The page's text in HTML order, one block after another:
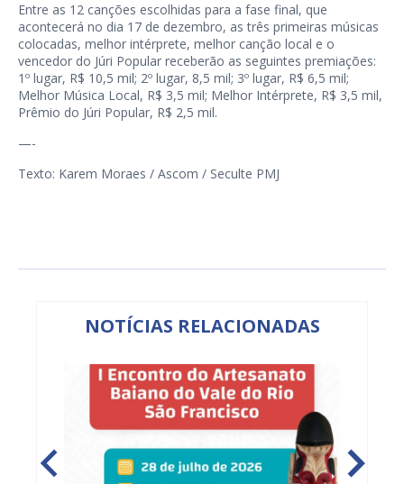
Entre as 12 canções escolhidas para a fase final, que
acontecerá no dia 17 de dezembro, as três primeiras músicas
colocadas, melhor intérprete, melhor canção local e o
vencedor do Júri Popular receberão as seguintes premiações:
1º lugar, R$ 10,5 mil; 2º lugar, 8,5 mil; 3º lugar, R$ 6,5 mil;
Melhor Música Local, R$ 3,5 mil; Melhor Intérprete, R$ 3,5 mil,
Prêmio do Júri Popular, R$ 2,5 mil.
—-
Texto: Karem Moraes / Ascom / Seculte PMJ
NOTÍCIAS RELACIONADAS